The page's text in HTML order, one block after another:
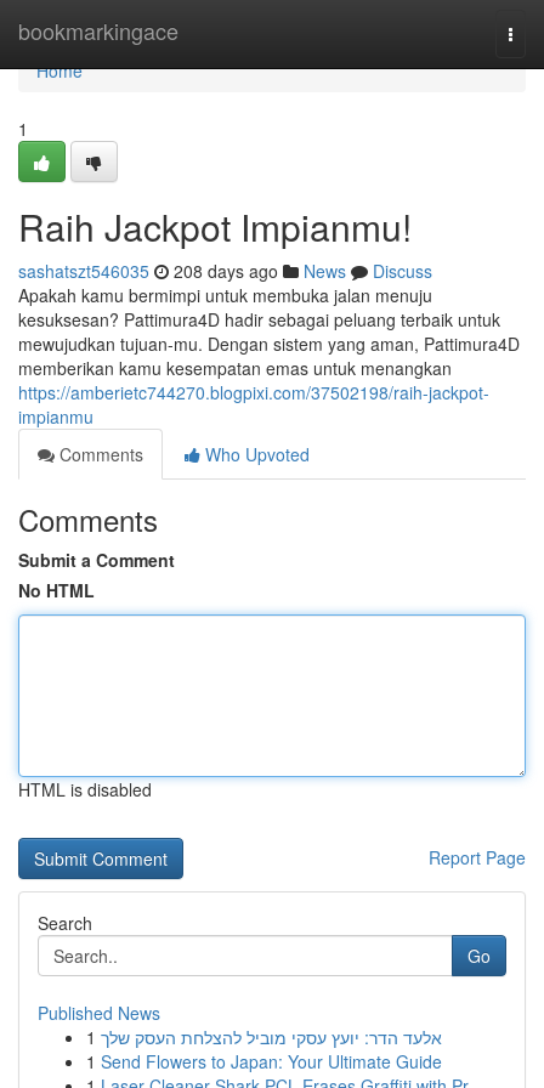
bookmarkingace
Home
Home
1
Raih Jackpot Impianmu!
sashatszt546035 208 days ago News
Discuss
Apakah kamu bermimpi untuk membuka jalan menuju
kesuksesan? Pattimura4D hadir sebagai peluang terbaik untuk
mewujudkan tujuan-mu. Dengan sistem yang aman, Pattimura4D
memberikan kamu kesempatan emas untuk menangkan
https://amberietc744270.blogpixi.com/37502198/raih-jackpot-
impianmu
Comments
Who Upvoted
Comments
Submit a Comment
No HTML
HTML is disabled
Report Page
Search
Go
Published News
1 אלעד הדר: יועץ עסקי מוביל להצלחת העסק שלך
1 Send Flowers to Japan: Your Ultimate Guide